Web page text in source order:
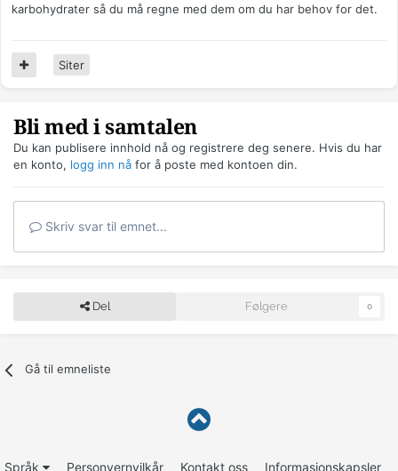
karbohydrater så du må regne med dem om du har behov for det.
Siter
Bli med i samtalen
Du kan publisere innhold nå og registrere deg senere. Hvis du har
en konto, logg inn nå for å poste med kontoen din.
Skriv svar til emnet...
Del Følgere 0
Gå til emneliste
Språk Personvernvilkår Kontakt oss Informasjonskapsler